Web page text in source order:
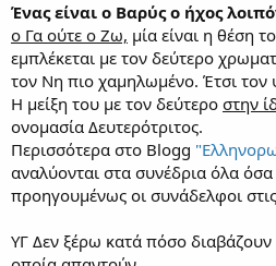
Ένας είναι ο Βαρύς ο ήχος
ο Γα ούτε ο Ζω, μία είναι η θέση
εμπλέκεται με τον δεύτερο
τον Νη πιο χαμηλωμένο. Έτσι τον
Η μείξη του με τον δεύτερο στην
ονομασία Δευτερότριτος.
Περισσότερα στο Blogg
αναλύονται στα συνέδρια όλα
προηγουμένως οι συνάδελφοι
ΥΓ Δεν ξέρω κατά πόσο διαβάζουν